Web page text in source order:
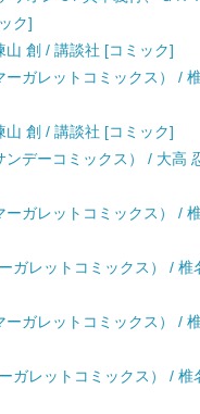
ク]
山 創 / 講談社 [コミック]
ーガレットコミックス） /
山 創 / 講談社 [コミック]
ンデーコミックス） / 大高
ーガレットコミックス） /
ガレットコミックス） / 椎
ーガレットコミックス） /
ガレットコミックス） / 椎